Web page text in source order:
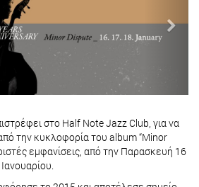
στο Half Note Jazz Club, για να
την κυκλοφορία του album “Minor
εμφανίσεις, από την Παρασκευή 16